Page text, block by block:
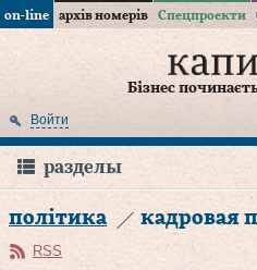
on-line архів номерів Спецпроекти
Бізнес
Войти
разделы
політика кадровая
RSS